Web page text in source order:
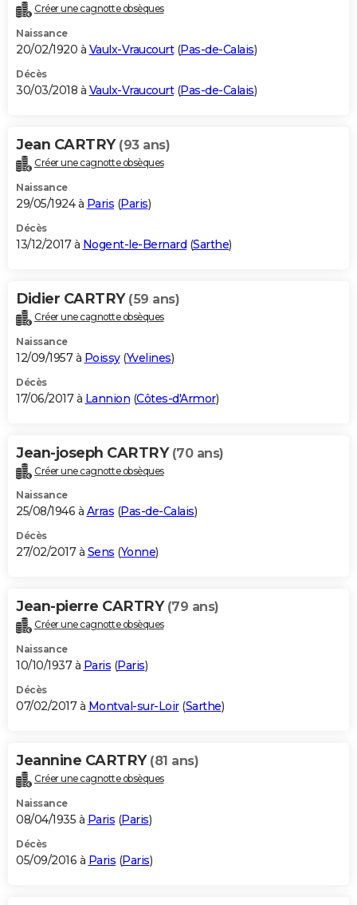
Créer une cagnotte obsèques
Naissance
20/02/1920 à Vaulx-Vraucourt(Pas-de-Calais)
Décès
30/03/2018 à Vaulx-Vraucourt(Pas-de-Calais)
Jean CARTRY (93 ans)
Créer une cagnotte obsèques
Naissance
29/05/1924 à Paris (Paris)
Décès
13/12/2017 à Nogent-le-Bernard (Sarthe)
Didier CARTRY (59 ans)
Créer une cagnotte obsèques
Naissance
12/09/1957 à Poissy(Yvelines)
Décès
17/06/2017 à Lannion (Côtes-d'Armor)
Jean-joseph CARTRY (70 ans)
Créer une cagnotte obsèques
Naissance
25/08/1946 à Arras (Pas-de-Calais)
Décès
27/02/2017 à Sens (Yonne)
Jean-pierre CARTRY (79 ans)
Créer une cagnotte obsèques
Naissance
10/10/1937 à Paris (Paris)
Décès
07/02/2017 à Montval-sur-Loir(Sarthe)
Jeannine CARTRY (81 ans)
Créer une cagnotte obsèques
Naissance
08/04/1935 à Paris (Paris)
Décès
05/09/2016 à Paris (Paris)